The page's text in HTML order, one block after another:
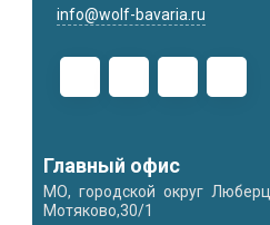
info@wolf-bavaria.ru
Главный офис
МО, городской округ
Мотяково,30/1